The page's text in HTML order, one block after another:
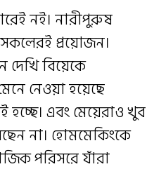
নই। নারীপুরুষ
প্রয়োজন।
বিয়েকে
নেওয়া হয়েছে
এবং মেয়েরাও খুব
না। হোমমেকিংকে
পরিসরে যাঁরা